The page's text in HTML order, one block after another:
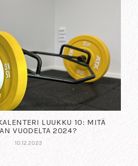
LUUKKU 10: MITÄ
VUODELTA 2024?
10.12.2023